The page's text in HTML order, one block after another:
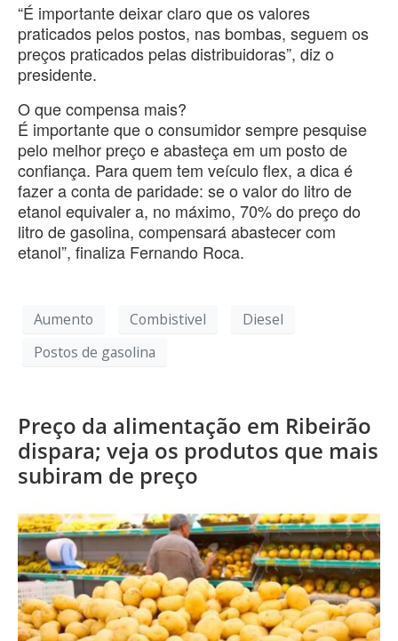
“É importante deixar claro que os valores
praticados pelos postos, nas bombas, seguem os
preços praticados pelas distribuidoras”, diz o
presidente.
O que compensa mais?
É importante que o consumidor sempre pesquise
pelo melhor preço e abasteça em um posto de
confiança. Para quem tem veículo flex, a dica é
fazer a conta de paridade: se o valor do litro de
etanol equivaler a, no máximo, 70% do preço do
litro de gasolina, compensará abastecer com
etanol”, finaliza Fernando Roca.
Aumento Combistivel
Diesel
Postos de gasolina
Preço da alimentação em Ribeirão
dispara; veja os produtos que mais
subiram de preço